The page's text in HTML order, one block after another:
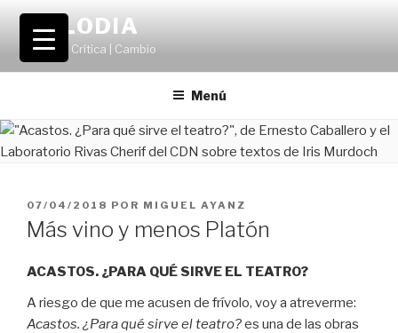
Saltar
contenido
VOLODIA
Teatro | Crítica | Cambio
Menú
PUBLICADO
EL
07/04/2018 POR MIGUEL AYANZ
Más vino y menos Platón
ACASTOS. ¿PARA QUÉ SIRVE EL TEATRO?
A riesgo de que me acusen de frívolo, voy a atreverme:
Acastos. ¿Para qué sirve el teatro?es una de las obras